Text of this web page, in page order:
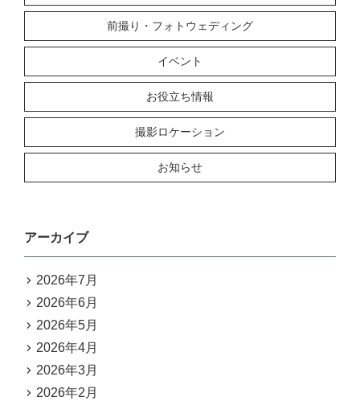
前撮り・フォトウェディング
イベント
お役立ち情報
撮影ロケーション
お知らせ
アーカイブ
2026年7月
2026年6月
2026年5月
2026年4月
2026年3月
2026年2月